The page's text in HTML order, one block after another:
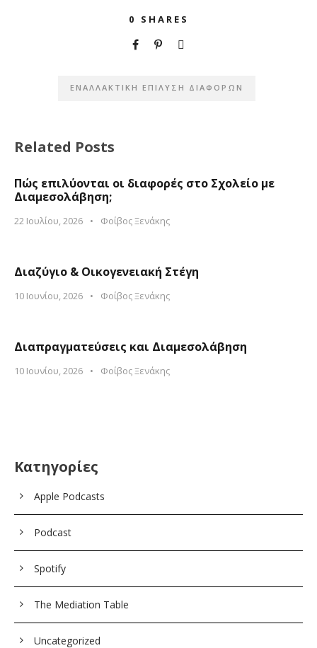
0 SHARES
ΕΝΑΛΛΑΚΤΙΚΗ ΕΠΙΛΥΣΗ ΔΙΑΦΟΡΩΝ
Related Posts
Πώς επιλύονται οι διαφορές στο Σχολείο με
Διαμεσολάβηση;
22 Ιουλίου, 2026 • Φοίβος Ξενάκης
Διαζύγιο & Οικογενειακή Στέγη
10 Ιουνίου, 2026 • Φοίβος Ξενάκης
Διαπραγματεύσεις και Διαμεσολάβηση
10 Ιουνίου, 2026 • Φοίβος Ξενάκης
Κατηγορίες
Apple Podcasts
Podcast
Spotify
The Mediation Table
Uncategorized